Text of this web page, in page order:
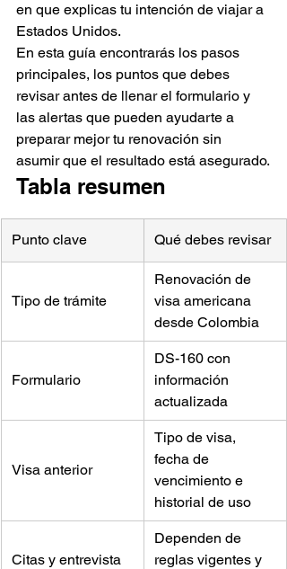
en que explicas tu intención de viajar a
Estados Unidos.
En esta guía encontrarás los pasos
principales, los puntos que debes
revisar antes de llenar el formulario y
las alertas que pueden ayudarte a
preparar mejor tu renovación sin
asumir que el resultado está asegurado.
Tabla resumen
Punto clave Qué debes revisar
Tipo de trámite
Renovación de
visa americana
desde Colombia
Formulario
DS-160 con
información
actualizada
Visa anterior
Tipo de visa,
fecha de
vencimiento e
historial de uso
Citas y entrevista
Dependen de
reglas vigentes y